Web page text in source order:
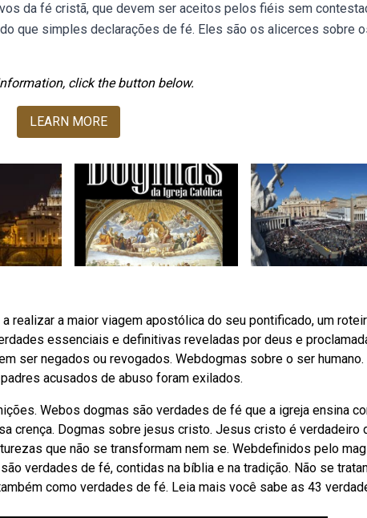
da fé cristã, que devem ser aceitos pelos fiéis sem
que simples declarações de fé. Eles são os alicerces sobre
click the button below.
LEARN MORE
realizar a maior viagem apostólica do seu pontificado, um
essenciais e definitivas reveladas por deus e
ser negados ou revogados. Webdogmas sobre o ser humano.
acusados de abuso foram exilados.
Webos dogmas são verdades de fé que a igreja ensina
crença. Dogmas sobre jesus cristo. Jesus cristo é verdadeiro
que não se transformam nem se. Webdefinidos pelo
verdades de fé, contidas na bíblia e na tradição. Não se
como verdades de fé. Leia mais você sabe as 43